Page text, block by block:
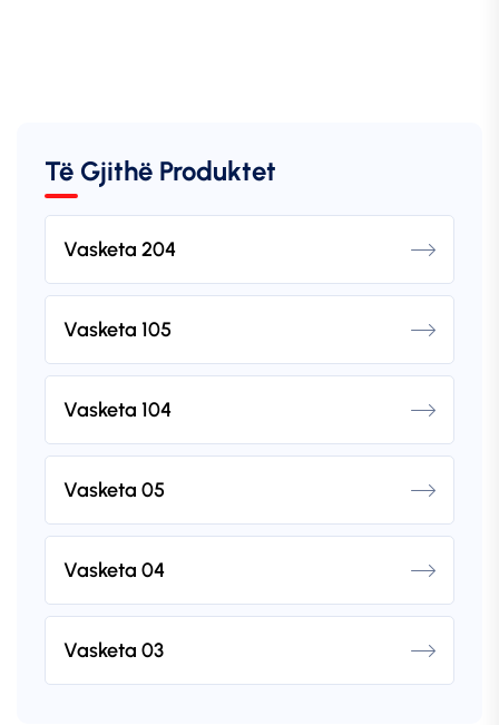
Të Gjithë Produktet
Vasketa 204
Vasketa 105
Vasketa 104
Vasketa 05
Vasketa 04
Vasketa 03